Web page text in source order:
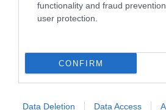
functionality and fraud
user protection.
CONFIRM
Data Deletion Data Access
Ha a KSH által közzétett nettó
nagyjából 75 hónapot, vagyis több mint
összegből…